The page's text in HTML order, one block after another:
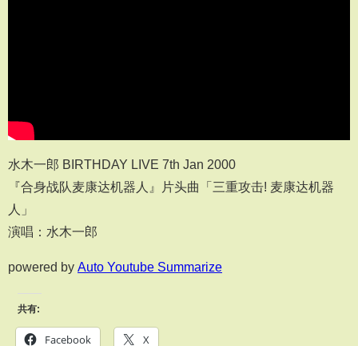
水木一郎 BIRTHDAY LIVE 7th Jan 2000
『合身战队麦康达机器人』片头曲「三重攻击! 麦康达机器
人」
演唱：水木一郎
powered by Auto Youtube Summarize
共有:
Facebook X